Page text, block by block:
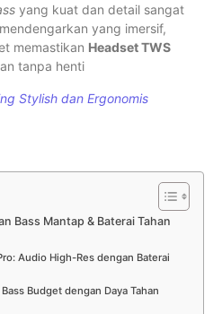
yang kuat dan detail sangat
yang imersif,
memastikan Headset TWS
tanpa henti
Stylish dan Ergonomis
Bass Mantap & Baterai Tahan
Audio High-Res dengan Baterai
Budget dengan Daya Tahan